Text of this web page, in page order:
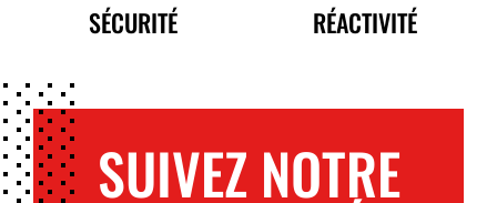
SÉCURITÉ RÉACTIVITÉ
SUIVEZ NOTRE